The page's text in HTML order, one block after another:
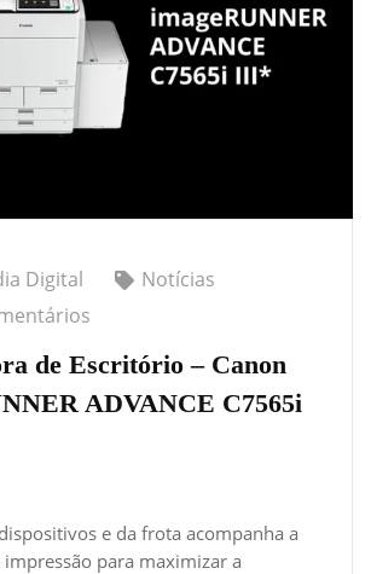
Digital
Notícias
de Escritório – Canon
ADVANCE C7565i
e da frota acompanha a
para maximizar a